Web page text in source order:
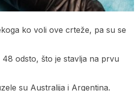
ko voli ove crteže, pa su se
48 odsto, što je stavlja na prvu
su Australija i Argentina.